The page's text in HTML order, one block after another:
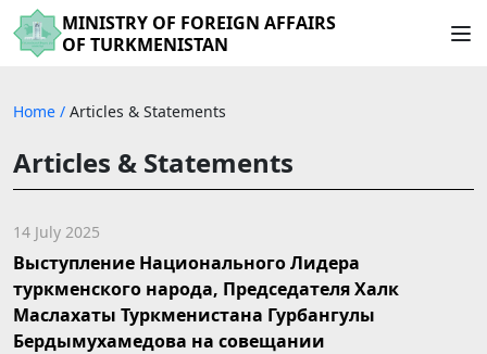
MINISTRY OF FOREIGN AFFAIRS
OF TURKMENISTAN
Home / Articles & Statements
Articles & Statements
14 July 2025
Выступление Национального Лидера
туркменского народа, Председателя Халк
Маслахаты Туркменистана Гурбангулы
Бердымухамедова на совещании